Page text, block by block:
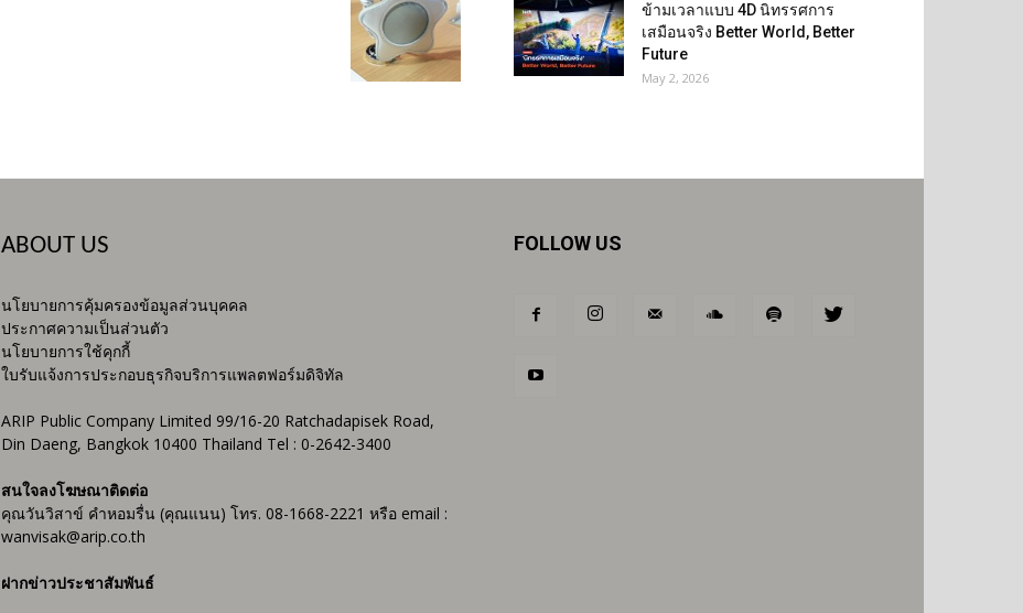
ข้ามเวลาแบบ 4D นิทรรศการ
เสมือนจริง Better World, Better
Future
May 2, 2026
ABOUT US
นโยบายการคุ้มครองข้อมูลส่วนบุคคล
ประกาศความเป็นส่วนตัว
นโยบายการใช้คุกกี้
ใบรับแจ้งการประกอบธุรกิจบริการแพลตฟอร์มดิจิทัล
ARIP Public Company Limited 99/16-20 Ratchadapisek Road,
Din Daeng, Bangkok 10400 Thailand Tel : 0-2642-3400
สนใจลงโฆษณาติดต่อ
คุณวันวิสาข์ คำหอมรื่น (คุณแนน) โทร. 08-1668-2221 หรือ email :
wanvisak@arip.co.th
ฝากข่าวประชาสัมพันธ์
FOLLOW US